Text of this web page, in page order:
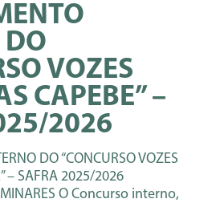
DO
VOZES
CAPEBE” –
2026
DO “CONCURSO VOZES
– SAFRA 2025/2026
O Concurso interno,